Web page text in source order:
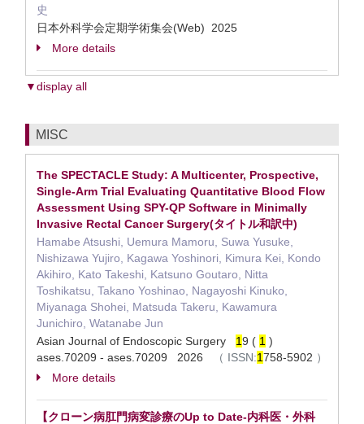
史
日本外科学会定期学術集会(Web) 2025
More details
▼display all
MISC
The SPECTACLE Study: A Multicenter, Prospective,
Single-Arm Trial Evaluating Quantitative Blood Flow
Assessment Using SPY-QP Software in Minimally
Invasive Rectal Cancer Surgery(タイトル和訳中)
Hamabe Atsushi, Uemura Mamoru, Suwa Yusuke,
Nishizawa Yujiro, Kagawa Yoshinori, Kimura Kei, Kondo
Akihiro, Kato Takeshi, Katsuno Goutaro, Nitta
Toshikatsu, Takano Yoshinao, Nagayoshi Kinuko,
Miyanaga Shohei, Matsuda Takeru, Kawamura
Junichiro, Watanabe Jun
Asian Journal of Endoscopic Surgery 19 ( 1 )
ases.70209 - ases.70209 2026
（ ISSN:1758-5902 ）
More details
【クローン病肛門病変診療のUp to Date-内科医・外科